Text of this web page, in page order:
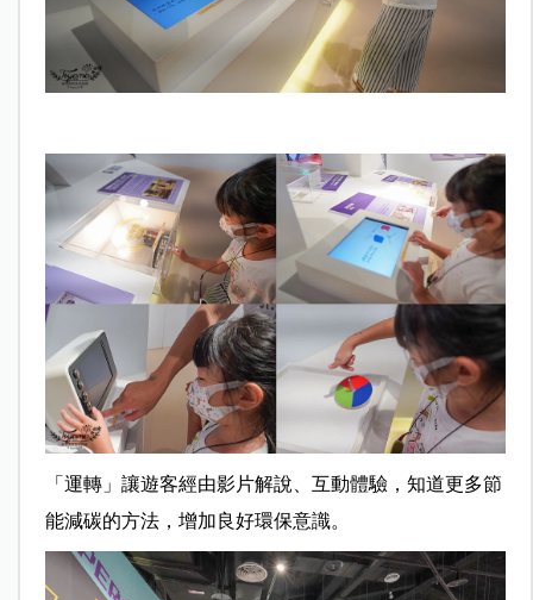
「運轉」讓遊客經由影片解說、互動體驗，知道更多節
能減碳的方法，增加良好環保意識。